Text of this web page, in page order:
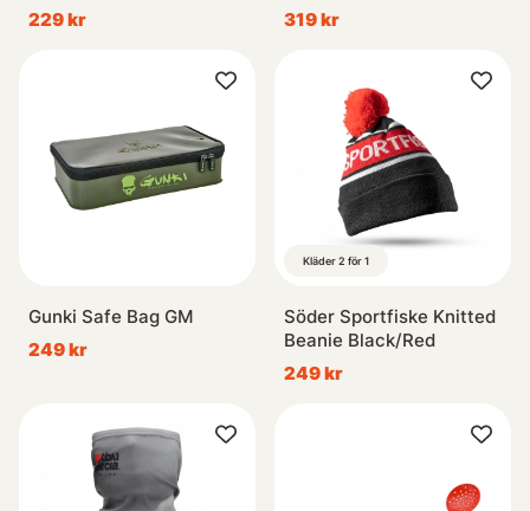
229 kr
319 kr
Gunki Safe Bag GM
249 kr
Kläder 2 för 1
Söder Sportfiske Knitted
Beanie Black/Red
249 kr